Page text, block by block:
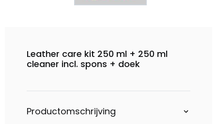
Leather care kit 250 ml + 250 ml
cleaner incl. spons + doek
Productomschrijving